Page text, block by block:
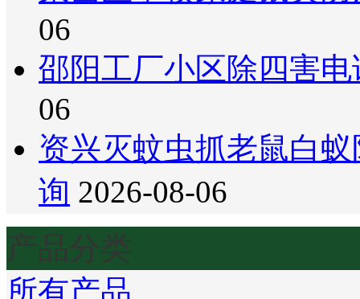
06
邵阳工厂小区除四害
06
资兴灭蚊虫抓老鼠白
询 2026-08-06
产品分类
所有产品